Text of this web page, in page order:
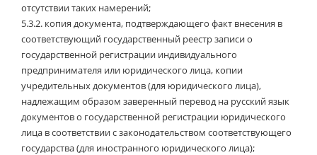
отсутствии таких намерений;
5.3.2. копия документа, подтверждающего факт внесения в
соответствующий государственный реестр записи о
государственной регистрации индивидуального
предпринимателя или юридического лица, копии
учредительных документов (для юридического лица),
надлежащим образом заверенный перевод на русский язык
документов о государственной регистрации юридического
лица в соответствии с законодательством соответствующего
государства (для иностранного юридического лица);